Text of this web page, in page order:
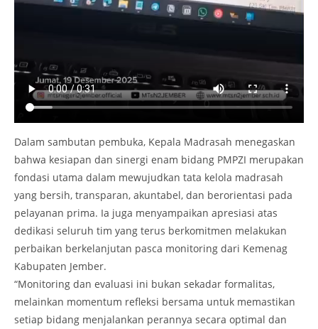
Dalam sambutan pembuka, Kepala Madrasah menegaskan
bahwa kesiapan dan sinergi enam bidang PMPZI merupakan
fondasi utama dalam mewujudkan tata kelola madrasah
yang bersih, transparan, akuntabel, dan berorientasi pada
pelayanan prima. Ia juga menyampaikan apresiasi atas
dedikasi seluruh tim yang terus berkomitmen melakukan
perbaikan berkelanjutan pasca monitoring dari Kemenag
Kabupaten Jember.
“Monitoring dan evaluasi ini bukan sekadar formalitas,
melainkan momentum refleksi bersama untuk memastikan
setiap bidang menjalankan perannya secara optimal dan